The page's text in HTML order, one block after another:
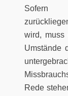
Sofern
wird, muss
Umstände
Rede